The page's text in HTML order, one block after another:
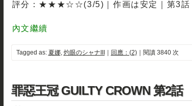
評分：★★★☆☆(3/5)｜作画は安定｜第3話
內文繼續
Tagged as: 夏娜, 灼眼のシャナIII 回應：(2)｜閱讀 3840 次
罪惡王冠 GUILTY CROWN 第2話